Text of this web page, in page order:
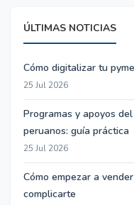
ÚLTIMAS NOTICIAS
Cómo digitalizar tu
25 Jul 2026
Programas y apoyos
peruanos: guía práctica
25 Jul 2026
Cómo empezar a
complicarte